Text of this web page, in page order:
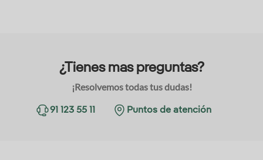
¿Tienes mas preguntas?
¡Resolvemos todas tus dudas!
91 123 55 11 Puntos de atención